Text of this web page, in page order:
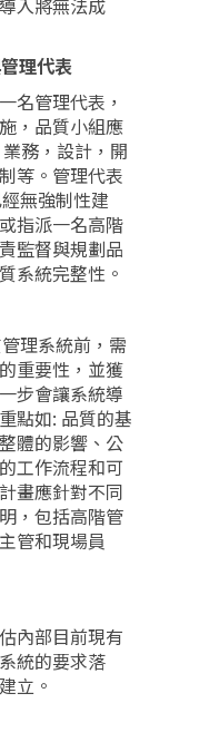
入將無法成
理代表
名管理代表，
，品質小組應
務，設計，開
等。管理代表
無強制性建
指派一名高階
監督與規劃品
系統完整性。
理系統前，需
重要性，並獲
步會讓系統導
點如: 品質的基
體的影響、公
工作流程和可
畫應針對不同
，包括高階管
管和現場員
內部目前現有
統的要求落
立。